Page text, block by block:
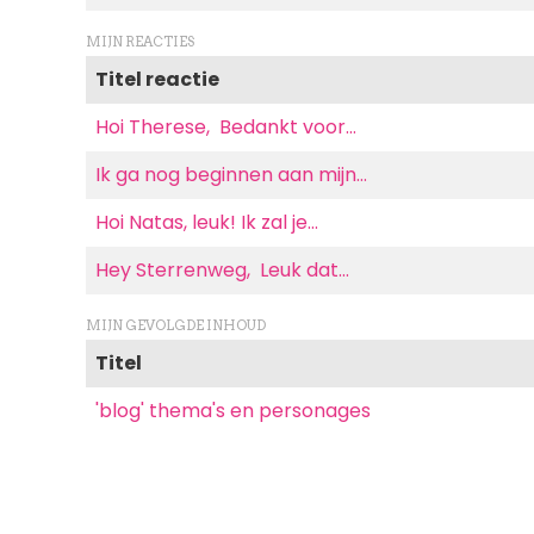
MIJN REACTIES
Titel reactie
Hoi Therese, Bedankt voor…
Ik ga nog beginnen aan mijn…
Hoi Natas, leuk! Ik zal je…
Hey Sterrenweg, Leuk dat…
MIJN GEVOLGDE INHOUD
Titel
'blog' thema's en personages